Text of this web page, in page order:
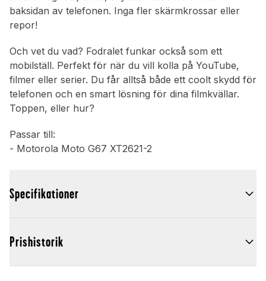
baksidan av telefonen. Inga fler skärmkrossar eller
repor!
Och vet du vad? Fodralet funkar också som ett
mobilställ. Perfekt för när du vill kolla på YouTube,
filmer eller serier. Du får alltså både ett coolt skydd för
telefonen och en smart lösning för dina filmkvällar.
Toppen, eller hur?
Passar till:
- Motorola Moto G67 XT2621-2
Specifikationer
Prishistorik